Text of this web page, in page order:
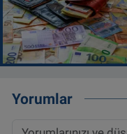
Yorumlar